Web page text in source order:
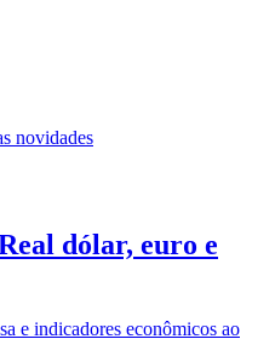
novidades
dólar, euro e
e indicadores econômicos ao